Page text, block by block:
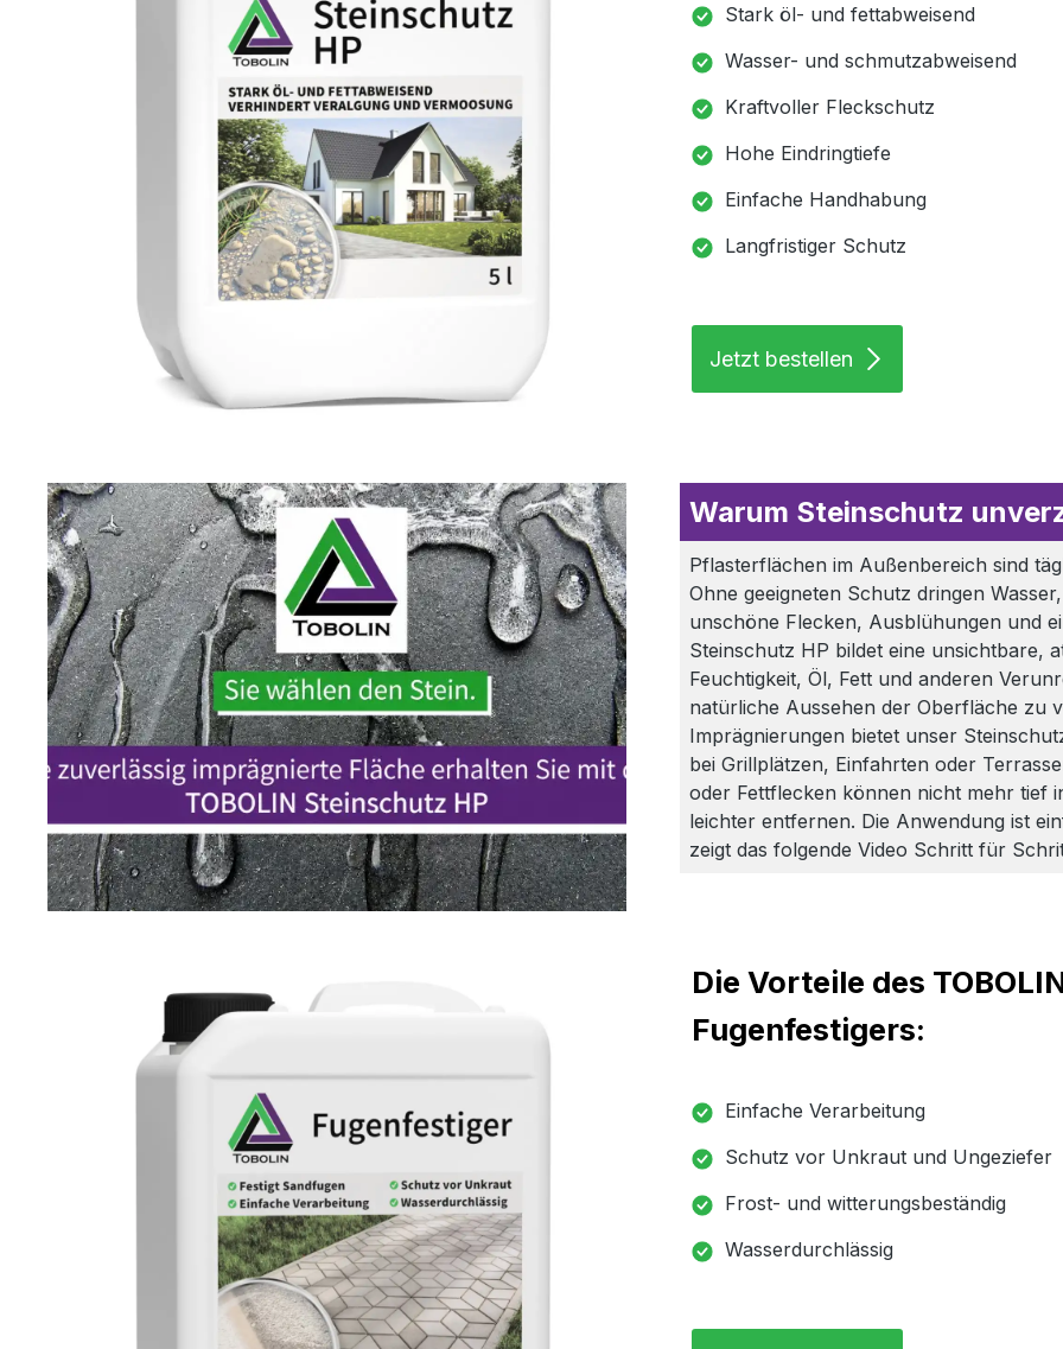
Stark öl- und fettabweisend
Wasser- und schmutzabweisend
Kraftvoller Fleckschutz
Hohe Eindringtiefe
Einfache Handhabung
Langfristiger Schutz
Jetzt bestellen
Warum Steinschutz
Pflasterflächen im Außenbereich sind
Ohne geeigneten Schutz dringen
unschöne Flecken, Ausblühungen und
Steinschutz HP bildet eine unsichtbare,
Feuchtigkeit, Öl, Fett und anderen
natürliche Aussehen der Oberfläche zu
Imprägnierungen bietet unser
bei Grillplätzen, Einfahrten oder
oder Fettflecken können nicht mehr tief
leichter entfernen. Die Anwendung ist
zeigt das folgende Video Schritt für
Die Vorteile des
Fugenfestigers:
Einfache Verarbeitung
Schutz vor Unkraut und Ungeziefer
Frost- und witterungsbeständig
Wasserdurchlässig